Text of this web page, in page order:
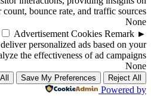
bounce rate, and traffic sources.
None
►
Advertisement Cookies Remark
personalized ads based on your
the effectiveness of ad campaigns.
None
Reject All
Save My Preferences
Powered by